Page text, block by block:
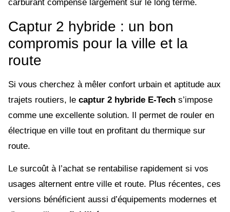
carburant compense largement sur le long terme.
Captur 2 hybride : un bon
compromis pour la ville et la
route
Si vous cherchez à mêler confort urbain et aptitude aux
trajets routiers, le captur 2 hybride E-Tech s’impose
comme une excellente solution. Il permet de rouler en
électrique en ville tout en profitant du thermique sur
route.
Le surcoût à l’achat se rentabilise rapidement si vos
usages alternent entre ville et route. Plus récentes, ces
versions bénéficient aussi d’équipements modernes et